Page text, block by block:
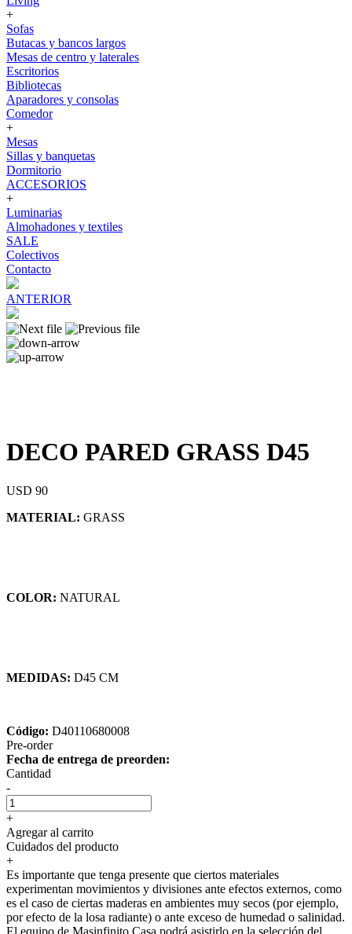
+
Sofas
Butacas y bancos largos
Mesas de centro y laterales
Escritorios
Bibliotecas
Aparadores y consolas
Comedor
+
Mesas
Sillas y banquetas
Dormitorio
ACCESORIOS
+
Luminarias
Almohadones y textiles
SALE
Colectivos
Contacto
ANTERIOR
DECO PARED GRASS D45
USD 90
MATERIAL: GRASS
COLOR: NATURAL
MEDIDAS: D45 CM
Código: D40110680008
Pre-order
Fecha de entrega de preorden:
Cantidad
-
+
Agregar al carrito
Cuidados del producto
+
Es importante que tenga presente que ciertos materiales
experimentan movimientos y divisiones ante efectos externos, como
es el caso de ciertas maderas en ambientes muy secos (por ejemplo,
por efecto de la losa radiante) o ante exceso de humedad o salinidad.
El equipo de Masinfinito Casa podrá asistirlo en la selección del